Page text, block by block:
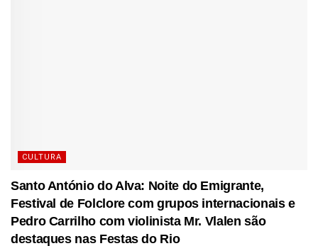
CULTURA
Santo António do Alva: Noite do Emigrante,
Festival de Folclore com grupos internacionais e
Pedro Carrilho com violinista Mr. Vlalen são
destaques nas Festas do Rio